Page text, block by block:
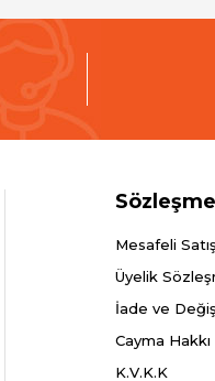
Mesafeli
Üyelik
İade ve
Cayma Hakkı
K.V.K.K